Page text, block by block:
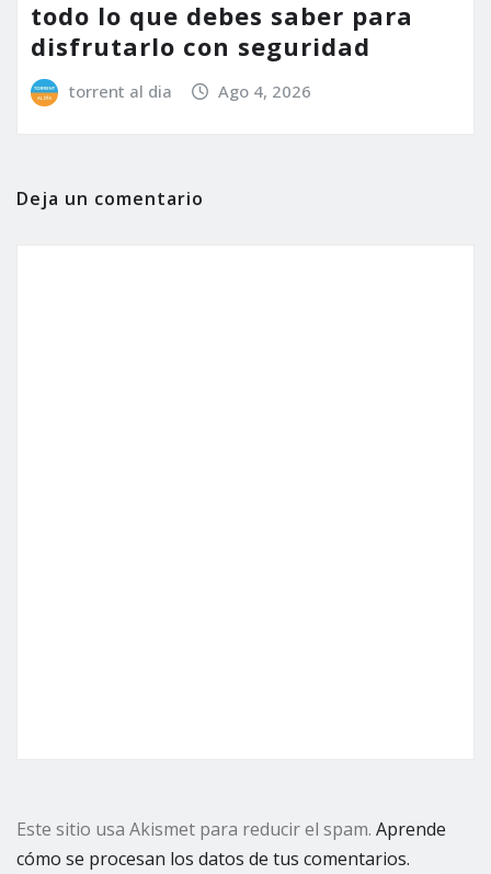
todo lo que debes saber para
disfrutarlo con seguridad
torrent al dia Ago 4, 2026
Deja un comentario
Este sitio usa Akismet para reducir el spam. Aprende
cómo se procesan los datos de tus comentarios.